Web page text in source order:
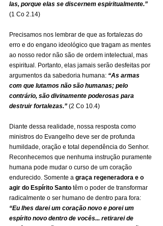
las, porque elas se discernem espiritualmente.”
(1 Co 2.14)
Precisamos nos lembrar de que as fortalezas do
erro e do engano ideológico que tragam as mentes
ao nosso redor não são de ordem intelectual, mas
espiritual. Portanto, elas jamais serão desfeitas por
argumentos da sabedoria humana: “As armas
com que lutamos não são humanas; pelo
contrário, são divinamente poderosas para
destruir fortalezas.” (2 Co 10.4)
Diante dessa realidade, nossa resposta como
ministros do Evangelho deve ser de profunda
humildade, oração e total dependência do Senhor.
Reconhecemos que nenhuma instrução puramente
humana pode mudar o curso de um coração
endurecido. Somente a graça regeneradora e o
agir do Espírito Santo têm o poder de transformar
radicalmente o ser humano de dentro para fora:
“Eu lhes darei um coração novo e porei um
espírito novo dentro de vocês... retirarei de